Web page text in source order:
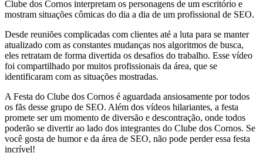
Clube dos Cornos interpretam os personagens de um escritório e
mostram situações cômicas do dia a dia de um profissional de SEO.
Desde reuniões complicadas com clientes até a luta para se manter
atualizado com as constantes mudanças nos algoritmos de busca,
eles retratam de forma divertida os desafios do trabalho. Esse vídeo
foi compartilhado por muitos profissionais da área, que se
identificaram com as situações mostradas.
A Festa do Clube dos Cornos é aguardada ansiosamente por todos
os fãs desse grupo de SEO. Além dos vídeos hilariantes, a festa
promete ser um momento de diversão e descontração, onde todos
poderão se divertir ao lado dos integrantes do Clube dos Cornos. Se
você gosta de humor e da área de SEO, não pode perder essa festa
incrível!